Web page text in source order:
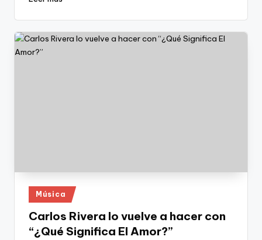
Publicado
en
Música
Carlos Rivera lo vuelve a hacer con
“¿Qué Significa El Amor?”